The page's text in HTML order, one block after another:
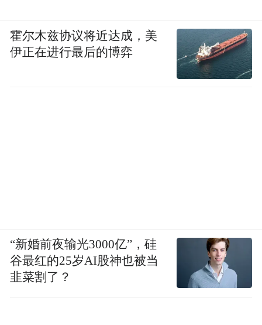
霍尔木兹协议将近达成，美
伊正在进行最后的博弈
“新婚前夜输光3000亿”，硅
谷最红的25岁AI股神也被当
韭菜割了？